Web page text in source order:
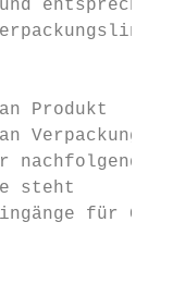
Produkt
nachfolgenden
steht
für
AG